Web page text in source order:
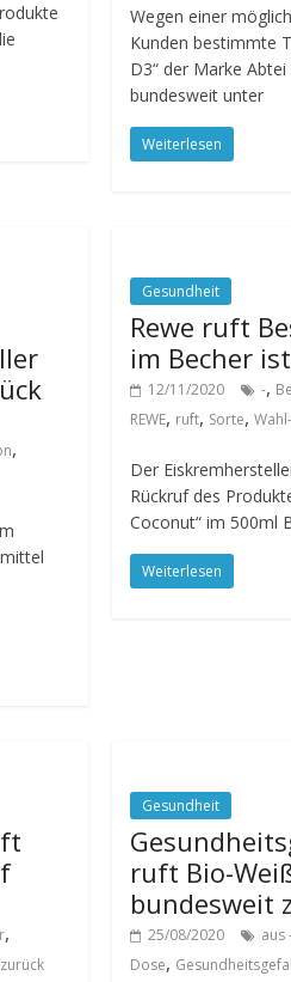
Wegen einer
Kunden bestimmte
D3“ der Marke
bundesweit unter
Weiterlesen
,
Gesundheit
Rewe ruft
im Becher
12/11/2020 -,
REWE, ruft, Sorte,
Der
Rückruf des
Coconut“ im 500ml
Weiterlesen
,
zurück
Gesundheit
ruft Bio-
bundesweit
25/08/2020 aus
Dose,